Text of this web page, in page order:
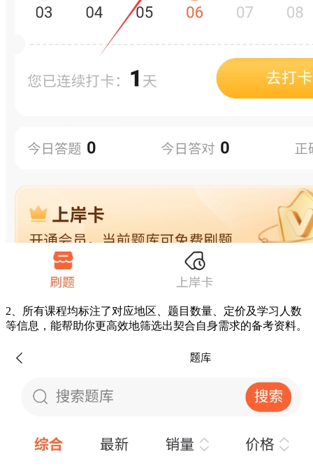
2、所有课程均标注了对应地区、题目数量、定价及学习人数
等信息，能帮助你更高效地筛选出契合自身需求的备考资料。